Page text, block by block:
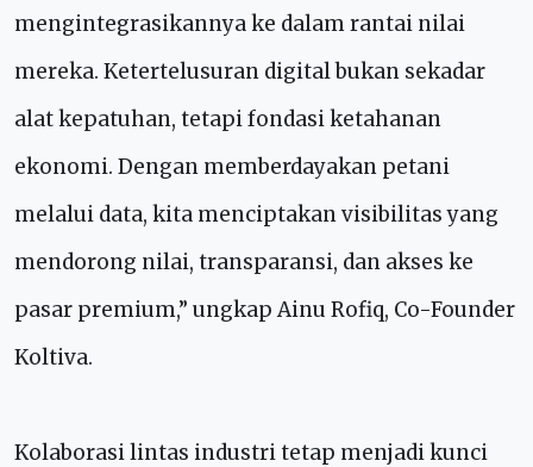
mengintegrasikannya ke dalam rantai nilai
mereka. Ketertelusuran digital bukan sekadar
alat kepatuhan, tetapi fondasi ketahanan
ekonomi. Dengan memberdayakan petani
melalui data, kita menciptakan visibilitas yang
mendorong nilai, transparansi, dan akses ke
pasar premium,” ungkap Ainu Rofiq, Co-Founder
Koltiva.
Kolaborasi lintas industri tetap menjadi kunci